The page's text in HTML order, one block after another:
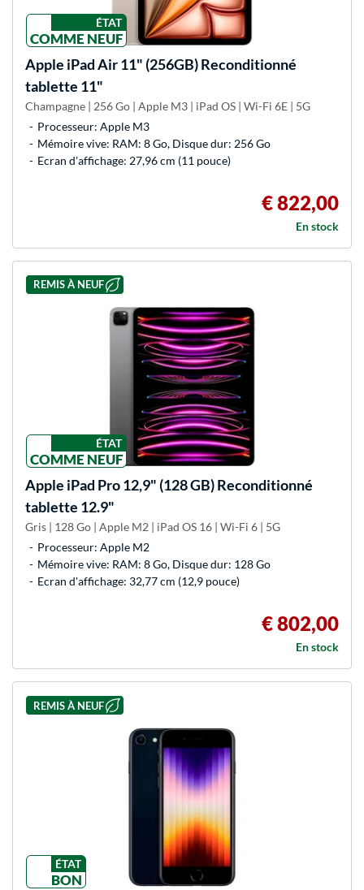
ÉTAT
COMME NEUF
Apple iPad Air 11" (256GB) Reconditionné
tablette 11"
Champagne | 256 Go | Apple M3 | iPad OS | Wi-Fi 6E | 5G
Processeur: Apple M3
Mémoire vive: RAM: 8 Go, Disque dur: 256 Go
Ecran d'affichage: 27,96 cm (11 pouce)
€ 822,00
En stock
REMIS À NEUF
ÉTAT
COMME NEUF
Apple iPad Pro 12,9" (128 GB) Reconditionné
tablette 12.9"
Gris | 128 Go | Apple M2 | iPad OS 16 | Wi-Fi 6 | 5G
Processeur: Apple M2
Mémoire vive: RAM: 8 Go, Disque dur: 128 Go
Ecran d'affichage: 32,77 cm (12,9 pouce)
€ 802,00
En stock
REMIS À NEUF
ÉTAT
BON